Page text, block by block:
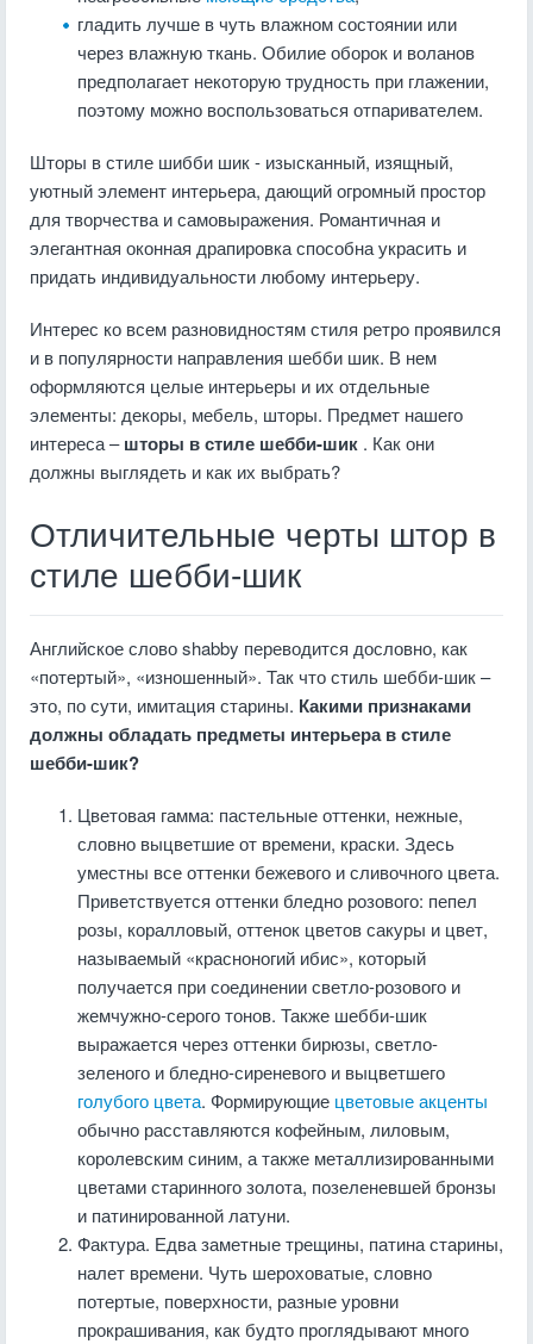
гладить лучше в чуть влажном состоянии или
через влажную ткань. Обилие оборок и воланов
предполагает некоторую трудность при глажении,
поэтому можно воспользоваться отпаривателем.
Шторы в стиле шибби шик - изысканный, изящный,
уютный элемент интерьера, дающий огромный простор
для творчества и самовыражения. Романтичная и
элегантная оконная драпировка способна украсить и
придать индивидуальности любому интерьеру.
Интерес ко всем разновидностям стиля ретро проявился
и в популярности направления шебби шик. В нем
оформляются целые интерьеры и их отдельные
элементы: декоры, мебель, шторы. Предмет нашего
интереса –шторы в стиле шебби-шик . Как они
должны выглядеть и как их выбрать?
Отличительные черты штор в
стиле шебби-шик
Английское слово shabby переводится дословно, как
«потертый», «изношенный». Так что стиль шебби-шик –
это, по сути, имитация старины. Какими признаками
должны обладать предметы интерьера в стиле
шебби-шик?
Цветовая гамма: пастельные оттенки, нежные,
словно выцветшие от времени, краски. Здесь
уместны все оттенки бежевого и сливочного цвета.
Приветствуется оттенки бледно розового: пепел
розы, коралловый, оттенок цветов сакуры и цвет,
называемый «красноногий ибис», который
получается при соединении светло-розового и
жемчужно-серого тонов. Также шебби-шик
выражается через оттенки бирюзы, светло-
зеленого и бледно-сиреневого и выцветшего
голубого цвета. Формирующие цветовые акценты
обычно расставляются кофейным, лиловым,
королевским синим, а также металлизированными
цветами старинного золота, позеленевшей бронзы
и патинированной латуни.
Фактура. Едва заметные трещины, патина старины,
налет времени. Чуть шероховатые, словно
потертые, поверхности, разные уровни
прокрашивания, как будто проглядывают много